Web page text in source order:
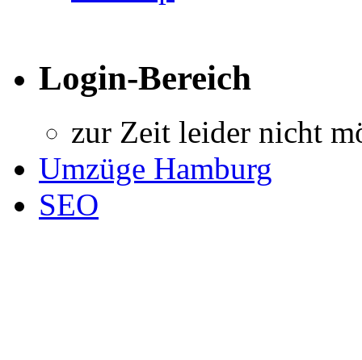
Login-Bereich
zur Zeit leider nicht
Umzüge Hamburg
SEO